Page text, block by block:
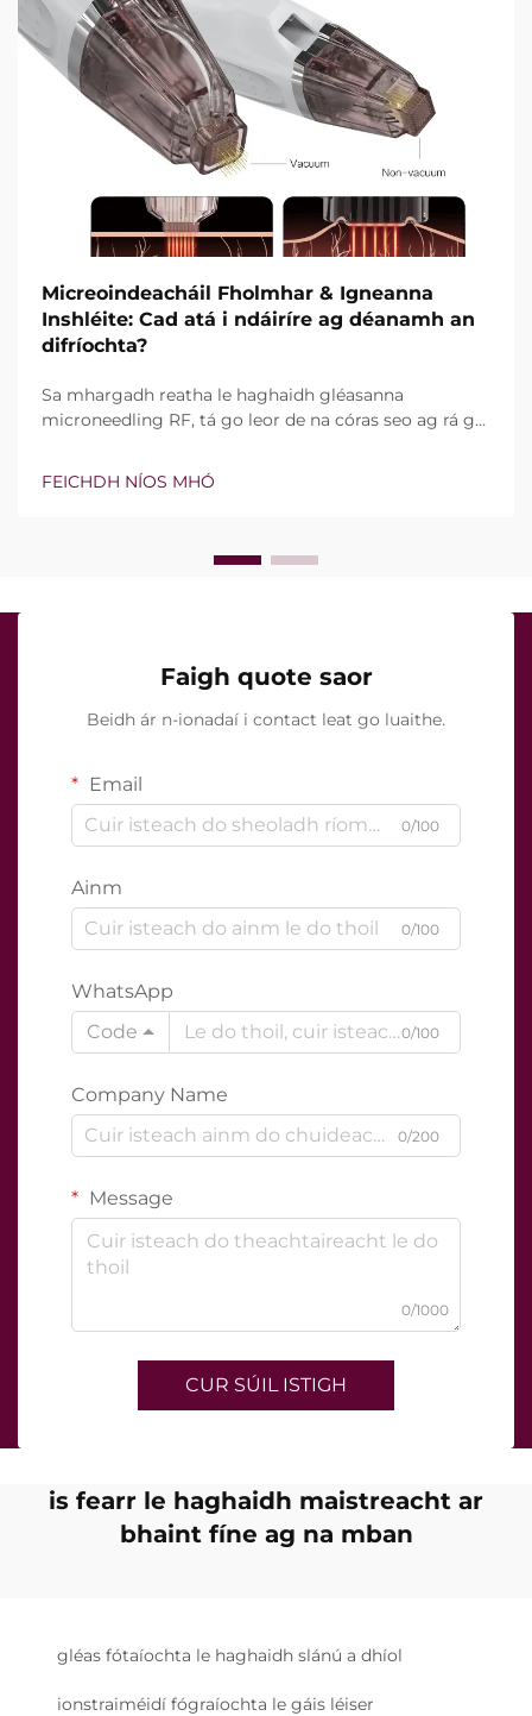
Micreoindeacháil Fholmhar & Igneanna
Inshléite: Cad atá i ndáiríre ag déanamh an
difríochta?
Sa mhargadh reatha le haghaidh gléasanna
microneedling RF, tá go leor de na córas seo ag rá go
Áfach, níl an cheist fíor i ndáiríre an bhfuil na gnéithe
seo ann nó nach bhfuil, ach conas a oibríonn siad go
FEICHDH NÍOS MHÓ
Faigh quote saor
Beidh ár n-ionadaí i contact leat go luaithe.
Email
0/100
Ainm
0/100
WhatsApp
Code
0/100
Company Name
0/200
Message
0/1000
CUR SÚIL ISTIGH
is fearr le haghaidh maistreacht ar
bhaint fíne ag na mban
gléas fótaíochta le haghaidh slánú a dhíol
ionstraiméidí fógraíochta le gáis léiser